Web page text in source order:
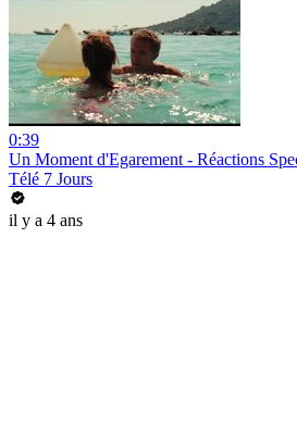
0:39
Un Moment d'Egarement - Réactions
Télé 7 Jours
il y a 4 ans